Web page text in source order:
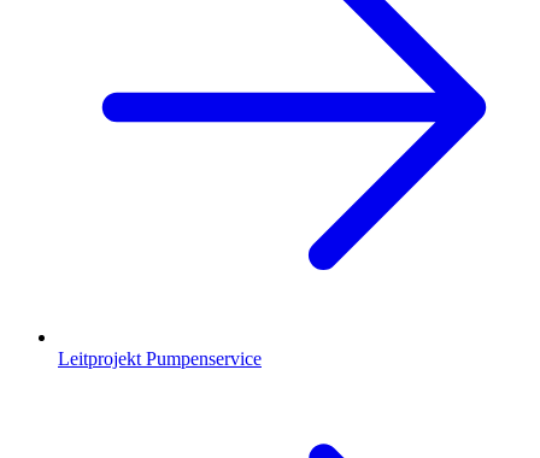
Leitprojekt Pumpenservice